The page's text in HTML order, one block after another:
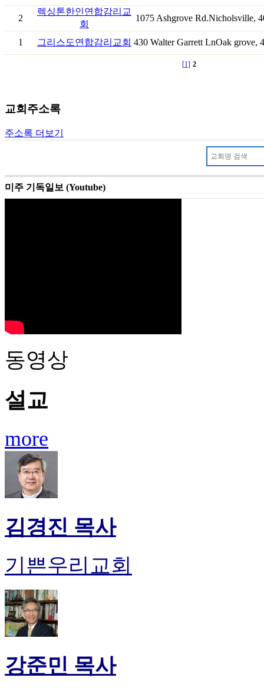
2
렉싱톤한인연합감리교
회
1075 Ashgrove Rd.Nicholsville,
1 그리스도연합감리교회 430 Walter Garrett LnOak grove,
[1] 2
교회주소록
주소록 더보기
미주 기독일보 (Youtube)
동영상
설교
more
김경진 목사
기쁜우리교회
강준민 목사